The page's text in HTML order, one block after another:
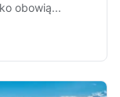
obowią...